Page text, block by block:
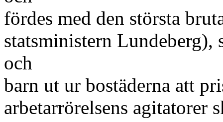
fördes med den största
statsministern
och
barn ut ur bostäderna att
arbetarrörelsens agitatorer